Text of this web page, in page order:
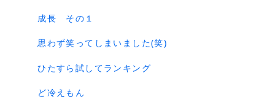
成長 その１
思わず笑ってしまいました(笑)
ひたすら試してランキング
ど冷えもん